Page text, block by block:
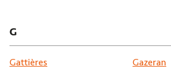
G
Gattières Gazeran